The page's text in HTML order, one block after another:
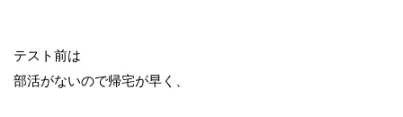
テスト前は
部活がないので帰宅が早く、